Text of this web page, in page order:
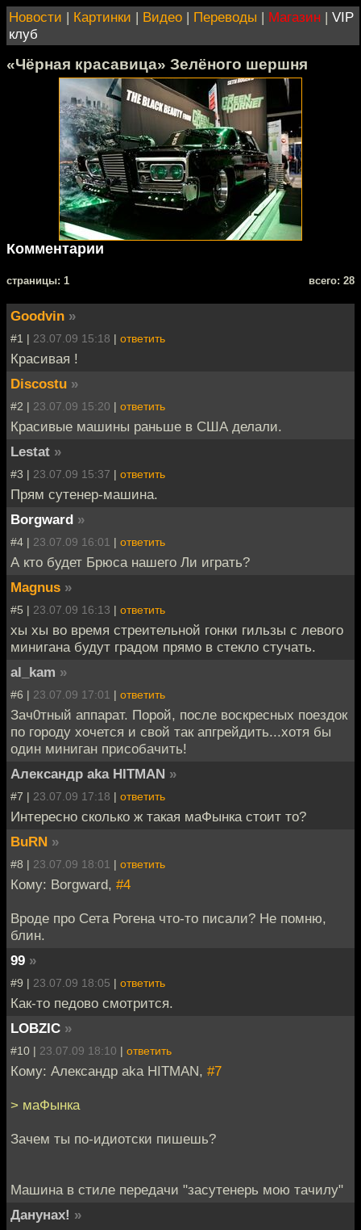
Новости | Картинки | Видео | Переводы | Магазин | VIP
клуб
«Чёрная красавица» Зелёного шершня
Комментарии
cтраницы: 1 всего: 28
Goodvin »
#1 | 23.07.09 15:18 | ответить
Красивая !
Discostu »
#2 | 23.07.09 15:20 | ответить
Красивые машины раньше в США делали.
Lestat »
#3 | 23.07.09 15:37 | ответить
Прям сутенер-машина.
Borgward »
#4 | 23.07.09 16:01 | ответить
А кто будет Брюса нашего Ли играть?
Magnus »
#5 | 23.07.09 16:13 | ответить
хы хы во время стреительной гонки гильзы с левого
минигана будут градом прямо в стекло стучать.
al_kam »
#6 | 23.07.09 17:01 | ответить
Зач0тный аппарат. Порой, после воскресных поездок
по городу хочется и свой так апгрейдить...хотя бы
один миниган присобачить!
Александр aka HITMAN »
#7 | 23.07.09 17:18 | ответить
Интересно сколько ж такая маФынка стоит то?
BuRN »
#8 | 23.07.09 18:01 | ответить
Кому: Borgward, #4
Вроде про Сета Рогена что-то писали? Не помню,
блин.
99 »
#9 | 23.07.09 18:05 | ответить
Как-то педово смотрится.
LOBZIC »
#10 | 23.07.09 18:10 | ответить
Кому: Александр aka HITMAN, #7
> маФынка
Зачем ты по-идиотски пишешь?
Машина в стиле передачи "засутенерь мою тачилу"
Данунах! »